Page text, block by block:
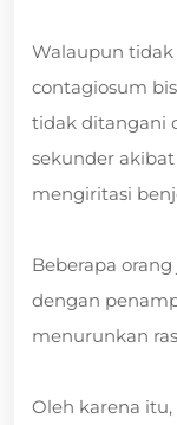
Walaupun
contagiosum
tidak ditangani
sekunder
mengiritasi
Beberapa
dengan
menurunkan
Oleh karena